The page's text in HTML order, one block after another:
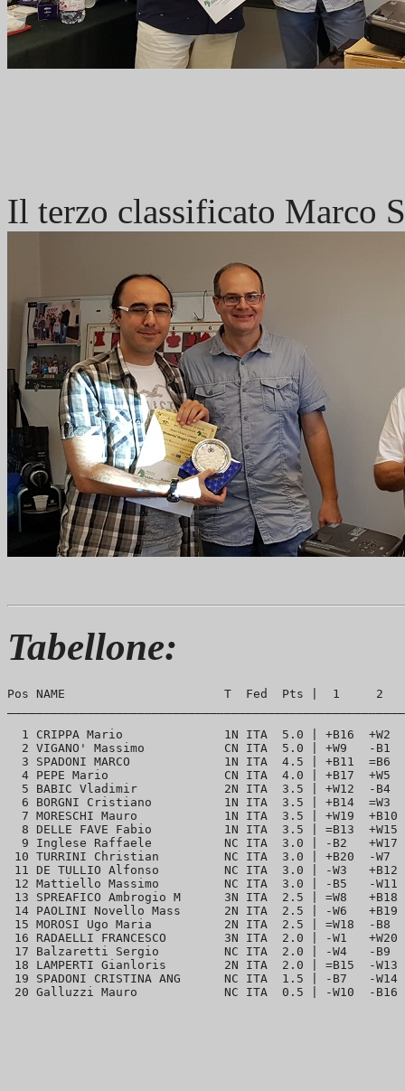
Il terzo classificato Marco
Tabellone:
Pos NAME                      T  Fed  Pts |  1
1 CRIPPA Mario              1N ITA  5.0 | +B16
2 VIGANO' Massimo           CN ITA  5.0 | +W9   -
3 SPADONI MARCO             1N ITA  4.5 | +B11
4 PEPE Mario                CN ITA  4.0 | +B17  +W5
5 BABIC Vladimir            2N ITA  3.5 | +W12  -
6 BORGNI Cristiano          1N ITA  3.5 | +B14
7 MORESCHI Mauro            1N ITA  3.5 | +W19
8 DELLE FAVE Fabio          1N ITA  3.5 | =B13
9 Inglese Raffaele          NC ITA  3.0 | -B2
10 TURRINI Christian         NC ITA  3.0 | +B20  -W7
11 DE TULLIO Alfonso         NC ITA  3.0 | -W3   +B12
12 Mattiello Massimo         NC ITA  3.0 | -B5   -W11
13 SPREAFICO Ambrogio M      3N ITA  2.5 | =W8
14 PAOLINI Novello Mass      2N ITA  2.5 | -W6
15 MOROSI Ugo Maria          2N ITA  2.5 | =W18  -B8
16 RADAELLI FRANCESCO        3N ITA  2.0 | -W1
17 Balzaretti Sergio         NC ITA  2.0 | -W4   -B9
18 LAMPERTI Gianloris        2N ITA  2.0 | =B15  -W13
19 SPADONI CRISTINA ANG      NC ITA  1.5 | -B7   -